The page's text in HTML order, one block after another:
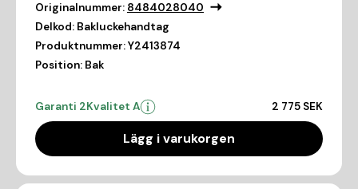
Originalnummer: 8484028040
Delkod: Bakluckehandtag
Produktnummer:Y2413874
Position: Bak
Garanti 2Kvalitet A 2 775 SEK
Lägg i varukorgen